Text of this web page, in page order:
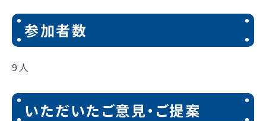
参加者数
9人
いただいたご意見・ご提案